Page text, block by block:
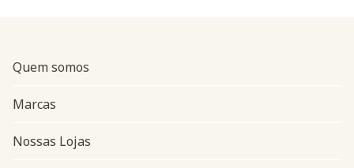
Quem somos
Marcas
Nossas Lojas